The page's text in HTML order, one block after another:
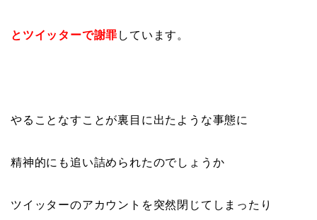
とツイッターで謝罪 しています。
やることなすことが裏目に出たような事態に
精神的にも追い詰められたのでしょうか
ツイッターのアカウントを突然閉じてしまったり